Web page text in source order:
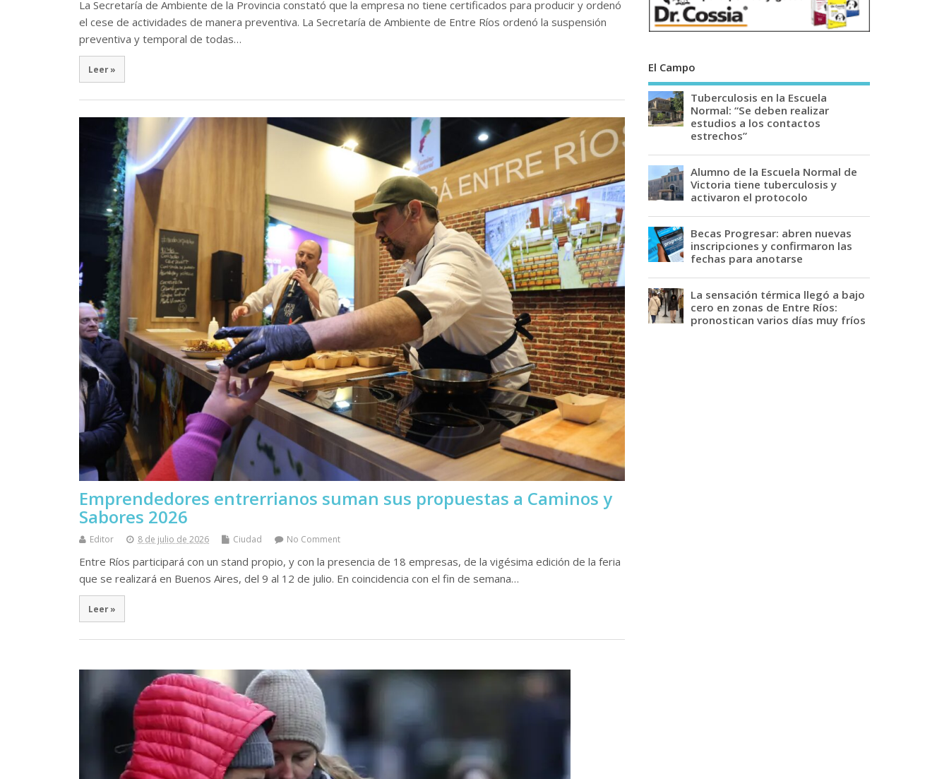
La Secretaría de Ambiente de la Provincia constató que la empresa no tiene certificados para producir y ordenó
el cese de actividades de manera preventiva. La Secretaría de Ambiente de Entre Ríos ordenó la suspensión
preventiva y temporal de todas…
Leer »
Emprendedores entrerrianos suman sus propuestas a Caminos y
Sabores 2026
Editor 8 de julio de 2026 Ciudad No Comment
Entre Ríos participará con un stand propio, y con la presencia de 18 empresas, de la vigésima edición de la feria
que se realizará en Buenos Aires, del 9 al 12 de julio. En coincidencia con el fin de semana…
Leer »
El Campo
Tuberculosis en la Escuela
Normal: “Se deben realizar
estudios a los contactos
estrechos”
Alumno de la Escuela Normal de
Victoria tiene tuberculosis y
activaron el protocolo
Becas Progresar: abren nuevas
inscripciones y confirmaron las
fechas para anotarse
La sensación térmica llegó a bajo
cero en zonas de Entre Ríos:
pronostican varios días muy fríos